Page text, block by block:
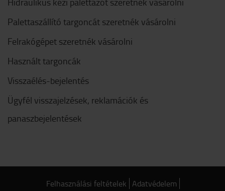
Palettaszállító targoncát szeretnék vásárolni
Felrakógépet szeretnék vásárolni
Használt targoncák
Visszaélés-bejelentés
Ügyfél visszajelzések, reklamációk és
panaszbejelentések
Felhasználási feltételek Adatvédelem